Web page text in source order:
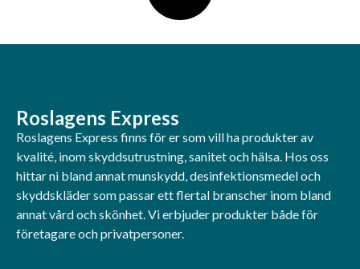
Roslagens Express
Roslagens Express finns för er som vill ha produkter av
kvalité, inom skyddsutrustning, sanitet och hälsa. Hos oss
hittar ni bland annat munskydd, desinfektionsmedel och
skyddskläder som passar ett flertal branscher inom bland
annat vård och skönhet. Vi erbjuder produkter både för
företagare och privatpersoner.